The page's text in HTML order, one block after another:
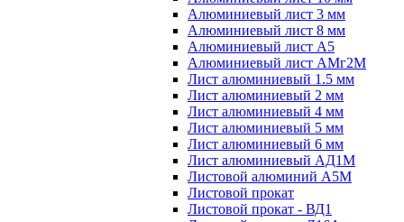
Алюминиевый лист 3 мм
Алюминиевый лист 8 мм
Алюминиевый лист А5
Алюминиевый лист АМг2М
Лист алюминиевый 1.5 мм
Лист алюминиевый 2 мм
Лист алюминиевый 4 мм
Лист алюминиевый 5 мм
Лист алюминиевый 6 мм
Лист алюминиевый АД1М
Листовой алюминий А5М
Листовой прокат
Листовой прокат - ВД1